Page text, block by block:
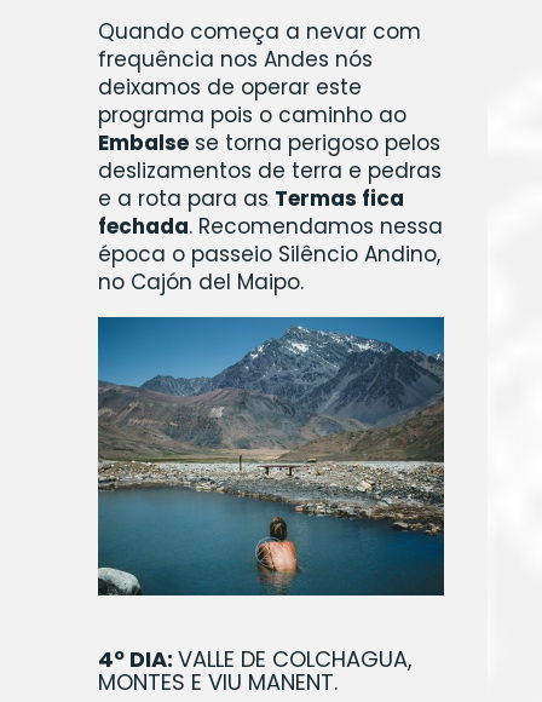
Quando começa a nevar com
frequência nos Andes nós
deixamos de operar este
programa pois o caminho ao
Embalsese torna perigoso pelos
deslizamentos de terra e pedras
e a rota para as Termas fica
fechada. Recomendamos nessa
época o passeio Silêncio Andino,
no Cajón del Maipo.
4º DIA: VALLE DE COLCHAGUA,
MONTES E VIU MANENT.